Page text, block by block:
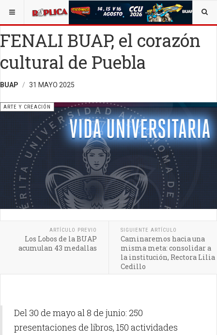
ESTÁ AQUÍ: ARTE
FENALI BUAP, el corazón
cultural de Puebla
BUAP 31 MAYO 2025
ARTE Y CREACIÓN
ARTÍCULO PREVIO
Los Lobos de la BUAP
acumulan 43 medallas
SIGUIENTE ARTÍCULO
Caminaremos hacia una
misma meta: consolidar a
la institución, Rectora Lilia
Cedillo
Del 30 de mayo al 8 de junio: 250
presentaciones de libros, 150 actividades